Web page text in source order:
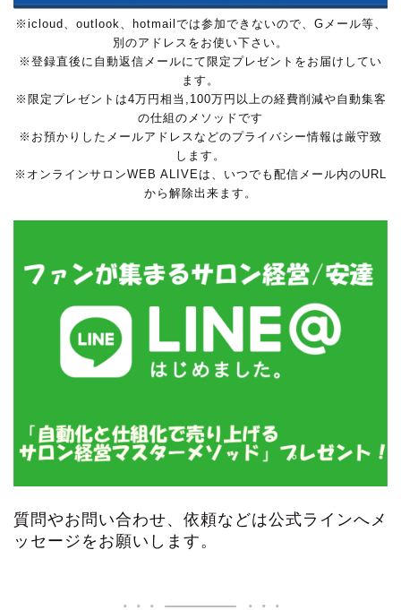
※icloud、outlook、hotmailでは参加できないので、Gメール等、
別のアドレスをお使い下さい。
※登録直後に自動返信メールにて限定プレゼントをお届けしてい
ます。
※限定プレゼントは4万円相当,100万円以上の経費削減や自動集客
の仕組のメソッドです
※お預かりしたメールアドレスなどのプライバシー情報は厳守致
します。
※オンラインサロンWEB ALIVEは、いつでも配信メール内のURL
から解除出来ます。
質問やお問い合わせ、依頼などは公式ラインへメ
ッセージをお願いします。